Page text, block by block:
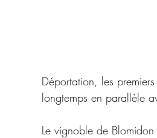
Déportation, les
longtemps en parallèle
Le vignoble de